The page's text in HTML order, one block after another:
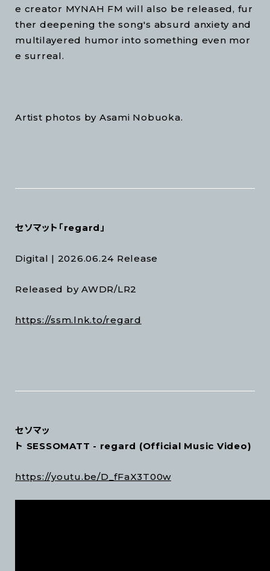
e creator MYNAH FM will also be released, fur
ther deepening the song's absurd anxiety and
multilayered humor into something even mor
e surreal.
Artist photos by Asami Nobuoka.
セソマット「regard」
Digital | 2026.06.24 Release
Released by AWDR/LR2
https://ssm.lnk.to/regard
セソマッ
ト SESSOMATT - regard (Official Music Video)
https://youtu.be/D_fFaX3T00w